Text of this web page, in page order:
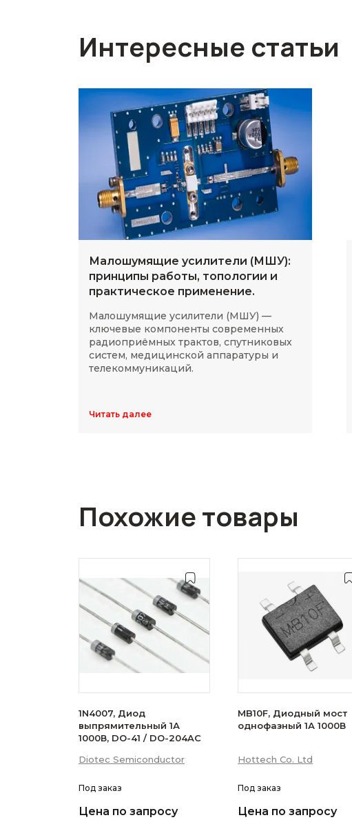
Интересные статьи
Малошумящие усилители (МШУ):
принципы работы, топологии и
практическое применение.
Малошумящие усилители (МШУ) —
ключевые компоненты современных
радиоприёмных трактов, спутниковых
систем, медицинской аппаратуры и
телекоммуникаций.
Читать далее
Похожие товары
1N4007, Диод
выпрямительный 1А
1000В, DO-41 / DO-204AC
Diotec Semiconductor
Под заказ
Цена по запросу
MB10F, Диодный мост
однофазный 1А 1000В
Hottech Co. Ltd
Под заказ
Цена по запросу